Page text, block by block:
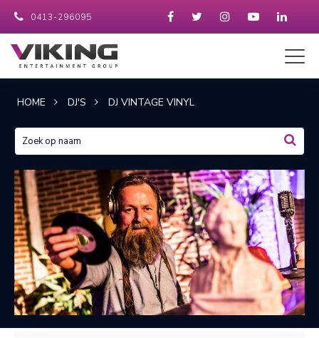
0413-296095
HOME DJ'S DJ VINTAGE VINYL